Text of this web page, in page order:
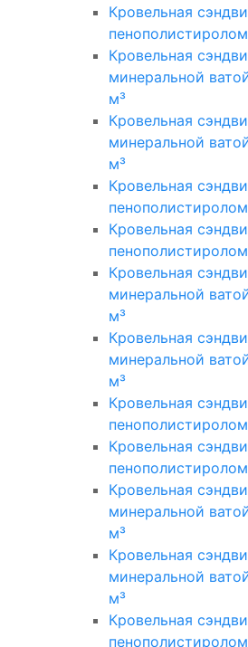
Кровельная
Кровельная
минеральной
м³
Кровельная
минеральной
м³
Кровельная
Кровельная
Кровельная
минеральной
м³
Кровельная
минеральной
м³
Кровельная
Кровельная
Кровельная
минеральной
м³
Кровельная
минеральной
м³
Кровельная